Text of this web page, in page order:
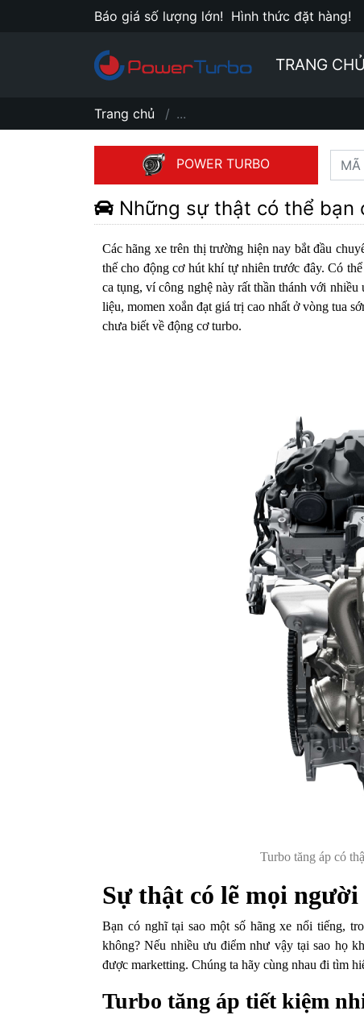
Báo giá số lượng lớn! Hình thức đặt hàng!
TRANG CHỦ
Trang chủ ...
POWER TURBO
Những sự thật có thể
Các hãng xe trên thị trường hiện nay bắt đầu
thế cho động cơ hút khí tự nhiên trước đây. Có
ca tụng, ví công nghệ này rất thần thánh với
liệu, momen xoắn đạt giá trị cao nhất ở vòng tua
chưa biết về động cơ turbo.
Turbo tăng áp có
Sự thật có lẽ mọi
Bạn có nghĩ tại sao một số hãng xe nổi tiếng,
không? Nếu nhiều ưu điểm như vậy tại sao họ
được marketting. Chúng ta hãy cùng nhau đi tìm
Turbo tăng áp tiết kiệm